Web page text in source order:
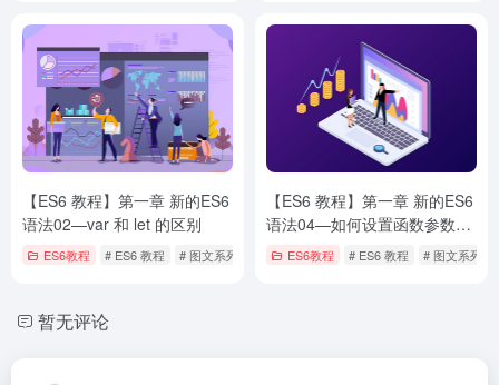
【ES6 教程】第一章 新的ES6
语法02—var 和 let 的区别
ES6教程 # ES6 教程 # 图文系列教程
【ES6 教程】第一章 新的ES6
语法04—如何设置函数参数的
默认值
ES6教程 # ES6 教程 # 图文系列教
暂无评论